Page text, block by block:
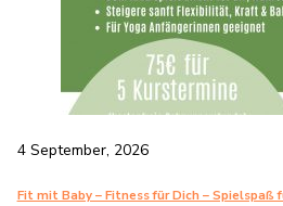
4 September, 2026
Fit mit Baby – Fitness für Dich – Spielspaß